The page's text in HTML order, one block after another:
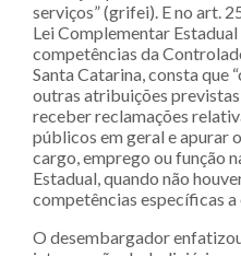
serviços” (grifei). E no art.
Lei Complementar
competências da
Santa Catarina, consta que
outras atribuições
receber reclamações
públicos em geral e apurar
cargo, emprego ou função
Estadual, quando não
competências específicas a
O desembargador